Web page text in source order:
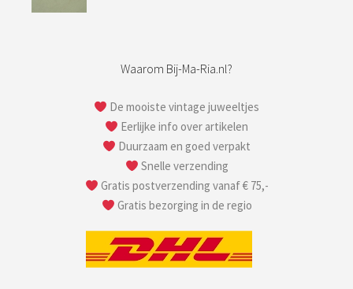
Waarom Bij-Ma-Ria.nl?
De mooiste vintage juweeltjes
Eerlijke info over artikelen
Duurzaam en goed verpakt
Snelle verzending
Gratis postverzending vanaf € 75,-
Gratis bezorging in de regio